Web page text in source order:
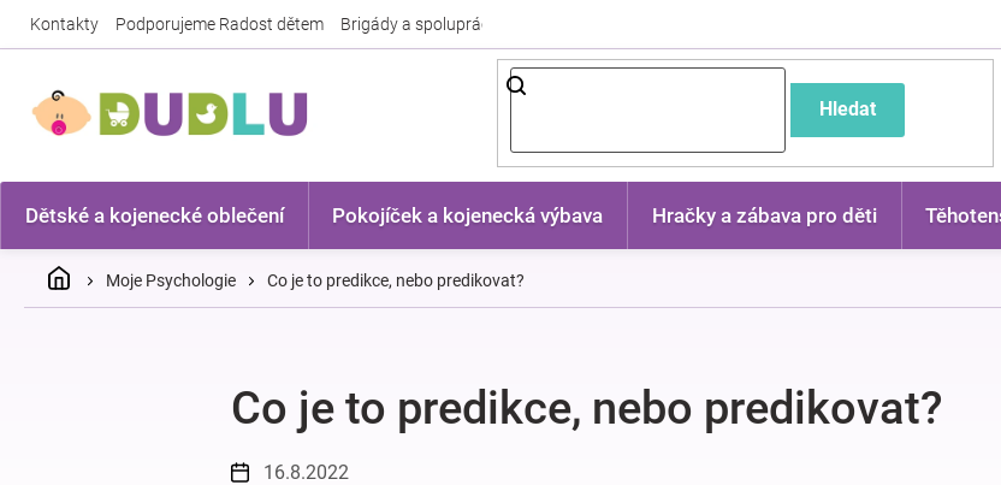
Kontakty Podporujeme Radost dětem Brigády a spolupráce
Hledat
Dětské a kojenecké oblečení Pokojíček a kojenecká výbava Hračky a zábava pro děti
DomůMoje Psychologie Co je to predikce, nebo predikovat?
Co je to predikce, nebo predikovat?
16.8.2022